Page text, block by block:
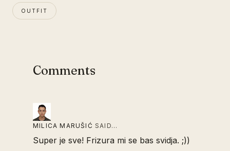
OUTFIT
Comments
MILICA MARUŠIĆ SAID…
Super je sve! Frizura mi se bas svidja. ;))